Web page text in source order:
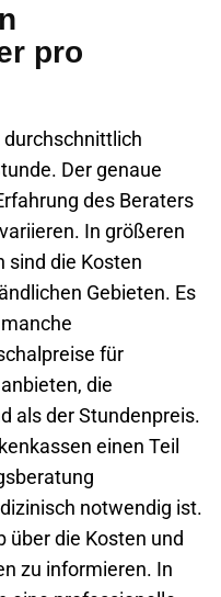
pro
durchschnittlich
Der genaue
des Beraters
In größeren
sind die Kosten
Gebieten. Es
für
die
als der Stundenpreis.
einen Teil
notwendig ist.
über die Kosten und
zu informieren. In